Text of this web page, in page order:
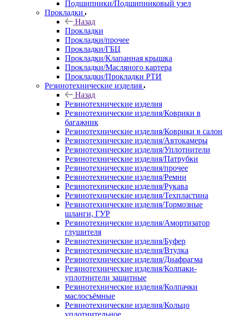
Подшипники/Подшипниковый узел
Прокладки
Назад
Прокладки
Прокладки/прочее
Прокладки/ГБЦ
Прокладки/Клапанная крышка
Прокладки/Масляного картера
Прокладки/Прокладки РТИ
Резинотехнические изделия
Назад
Резинотехнические изделия
Резинотехнические изделия/Коврики в
багажник
Резинотехнические изделия/Коврики в салон
Резинотехнические изделия/Автокамеры
Резинотехнические изделия/Уплотнители
Резинотехнические изделия/Патрубки
Резинотехнические изделия/прочее
Резинотехнические изделия/Ремни
Резинотехнические изделия/Рукава
Резинотехнические изделия/Техпластина
Резинотехнические изделия/Тормозные
шланги, ГУР
Резинотехнические изделия/Амортизатор
глушителя
Резинотехнические изделия/Буфер
Резинотехнические изделия/Втулка
Резинотехнические изделия/Диафрагма
Резинотехнические изделия/Колпаки-
уплотнители защитные
Резинотехнические изделия/Колпачки
маслосъёмные
Резинотехнические изделия/Кольцо
уплотнительное